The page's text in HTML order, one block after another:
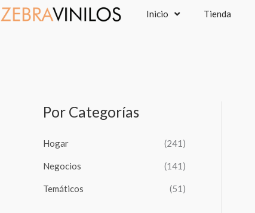
Ir
al
Inicio Tienda
Por Categorías
Hogar (241)
Negocios (141)
Temáticos (51)
B
s
c